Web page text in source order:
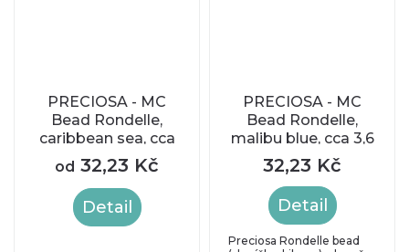
PRECIOSA - MC
Bead Rondelle,
caribbean sea, cca
4mm
od 32,23 Kč
Detail
PRECIOSA - MC
Bead Rondelle,
malibu blue, cca 3,6
x 4,1 mm
32,23 Kč
Detail
Preciosa Rondelle bead